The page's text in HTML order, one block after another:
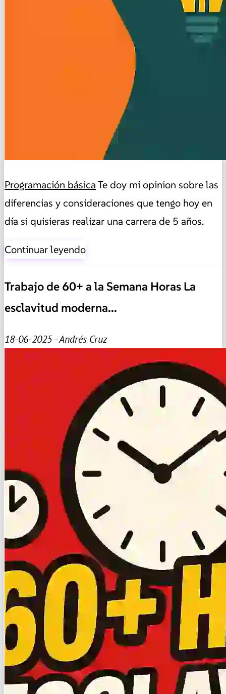
Programación básicaTe doy mi opinion sobre las
diferencias y consideraciones que tengo hoy en
día si quisieras realizar una carrera de 5 años.
Continuar leyendo
Trabajo de 60+ a la Semana Horas La
esclavitud moderna...
18-06-2025 - Andrés Cruz